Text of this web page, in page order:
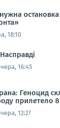
18:10
16:45
Геноцид
прилетело
12:27